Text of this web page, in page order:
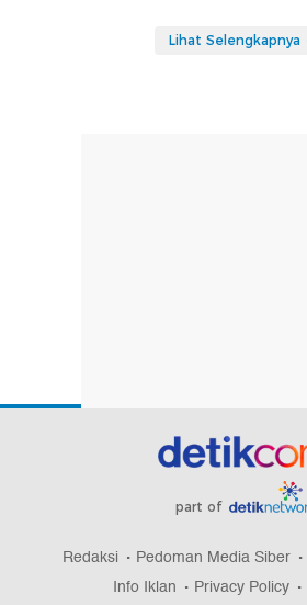
Lihat Selengkapnya
part of
Redaksi Pedoman Media Siber
Info Iklan
Privacy Policy